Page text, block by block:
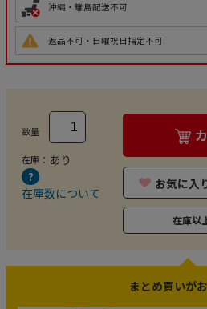
沖縄・離島配送不可
返品不可・日曜祝日指定不可
数量
在庫： あり
在庫数について
お気に入
在庫以
まとめ買いが